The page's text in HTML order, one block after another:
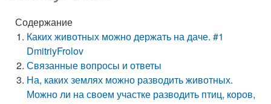
Содержание
Каких животных можно держать на даче. #1
DmitriyFrolov
Связанные вопросы и ответы
На, каких землях можно разводить животных.
Можно ли на своем участке разводить птиц, коров,